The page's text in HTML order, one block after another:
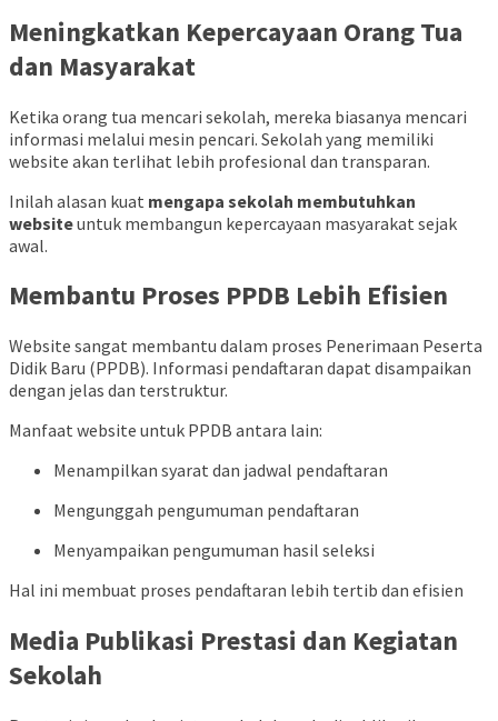
Meningkatkan Kepercayaan Orang Tua
dan Masyarakat
Ketika orang tua mencari sekolah, mereka biasanya mencari
informasi melalui mesin pencari. Sekolah yang memiliki
website akan terlihat lebih profesional dan transparan.
Inilah alasan kuat mengapa sekolah membutuhkan
websiteuntuk membangun kepercayaan masyarakat sejak
awal.
Membantu Proses PPDB Lebih Efisien
Website sangat membantu dalam proses Penerimaan Peserta
Didik Baru (PPDB). Informasi pendaftaran dapat disampaikan
dengan jelas dan terstruktur.
Manfaat website untuk PPDB antara lain:
Menampilkan syarat dan jadwal pendaftaran
Mengunggah pengumuman pendaftaran
Menyampaikan pengumuman hasil seleksi
Hal ini membuat proses pendaftaran lebih tertib dan efisien
Media Publikasi Prestasi dan Kegiatan
Sekolah